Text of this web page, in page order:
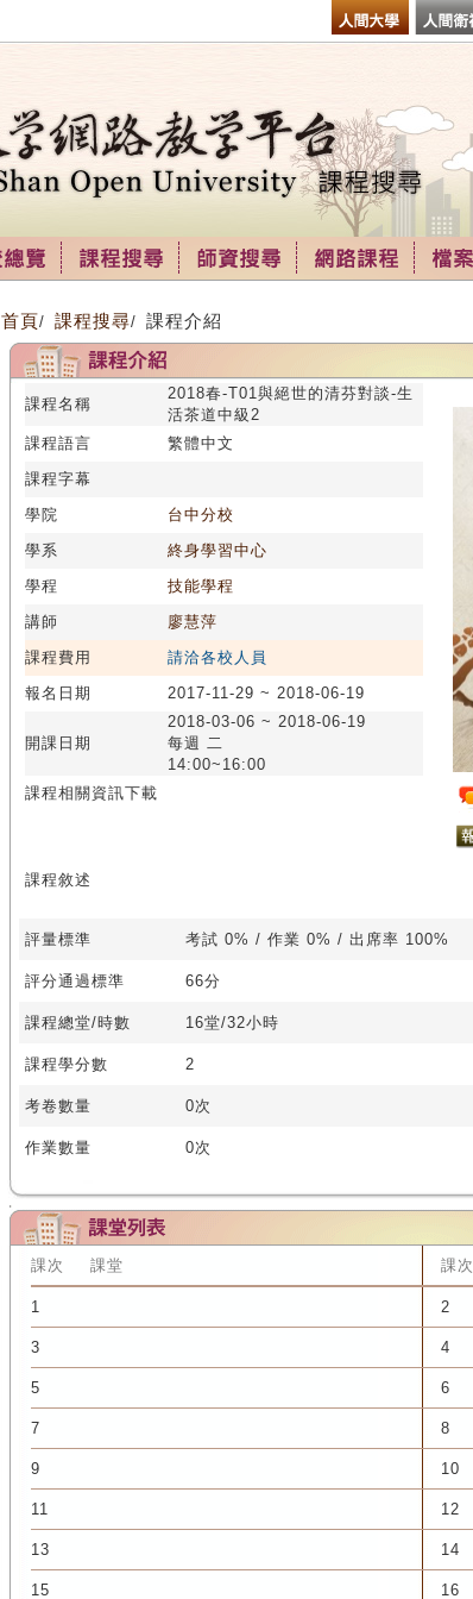
首頁/ 課程搜尋/ 課程介紹
課程名稱
2018春-T01與絕世的清芬對談-生
活茶道中級2
課程語言
繁體中文
課程字幕
學院
台中分校
學系
終身學習中心
學程
技能學程
講師
廖慧萍
課程費用
請洽各校人員
報名日期
2017-11-29 ~ 2018-06-19
開課日期
2018-03-06 ~ 2018-06-19
每週 二
14:00~16:00
課程相關資訊下載
課程敘述
評量標準 考試 0% / 作業 0% / 出席率 100%
評分通過標準 66分
課程總堂/時數 16堂/32小時
課程學分數 2
考卷數量 0次
作業數量 0次
課次 課堂 課次
1 2
3 4
5 6
7 8
9 10
11 12
13 14
15 16